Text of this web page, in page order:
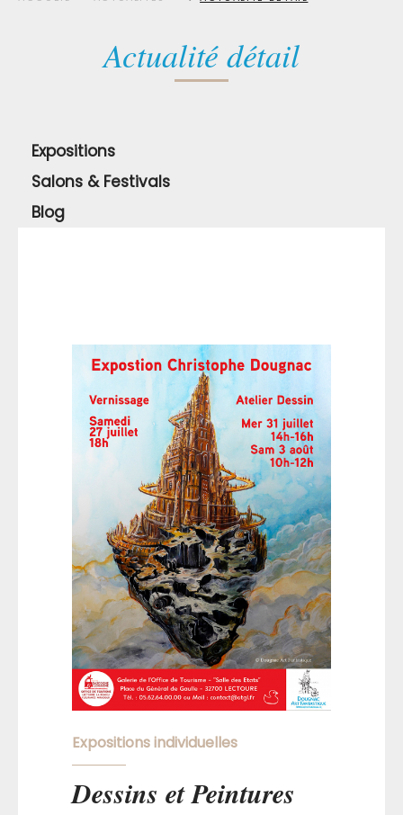
Actualité détail
Expositions
Salons & Festivals
Blog
Expositions individuelles
Dessins et Peintures